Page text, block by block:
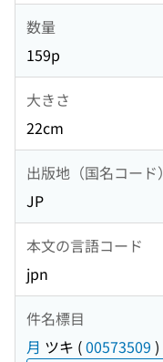
数量
159p
大きさ
22cm
出版地（国名コード）
JP
本文の言語コード
jpn
件名標目
月 ツキ (00573509 )